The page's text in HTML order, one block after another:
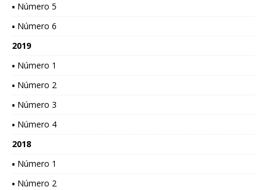
▪ Número 5
▪ Número 6
2019
▪ Número 1
▪ Número 2
▪ Número 3
▪ Número 4
2018
▪ Número 1
▪ Número 2